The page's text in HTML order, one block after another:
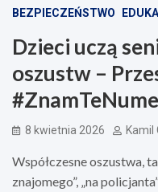
BEZPIECZEŃSTWO
Dzieci uczą
oszustw –
8 kwietnia 2026 Kamil
Współczesne oszustwa,
znajomego”, „na